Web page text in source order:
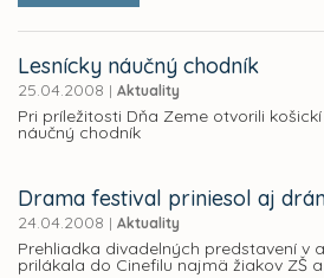
Lesnícky náučný chodník
25.04.2008 | Aktuality
Pri príležitosti Dňa Zeme otvorili
náučný chodník
Drama festival priniesol aj
24.04.2008 | Aktuality
Prehliadka divadelných predstavení v
prilákala do Cinefilu najmä žiakov ZŠ a